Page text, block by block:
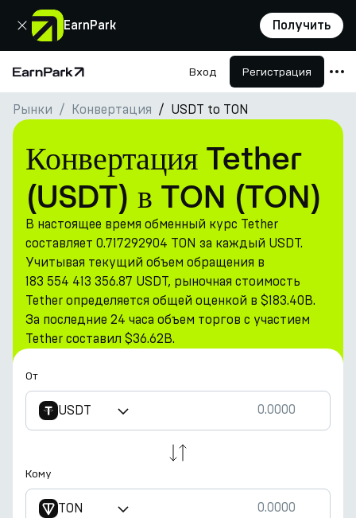
EarnPark Получить
Закрыть
Главная страница Вход Регистрация
Продукты
Рынки
Калькуляторы
Токен PARK
Ресурсы
Компания
Рынки Конвертация USDT to TON
Конвертация Tether
(USDT) в TON (TON)
В настоящее время обменный курс Tether
составляет 0.717292904 TON за каждый USDT.
Учитывая текущий объем обращения в
183 554 413 356.87 USDT, рыночная стоимость
Tether определяется общей оценкой в $183.40B.
За последние 24 часа объем торгов с участием
Tether составил $36.62B.
От
USDT
Кому
TON